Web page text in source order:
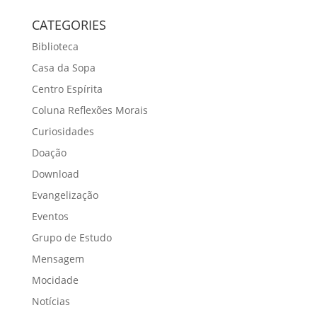
CATEGORIES
Biblioteca
Casa da Sopa
Centro Espírita
Coluna Reflexões Morais
Curiosidades
Doação
Download
Evangelização
Eventos
Grupo de Estudo
Mensagem
Mocidade
Notícias